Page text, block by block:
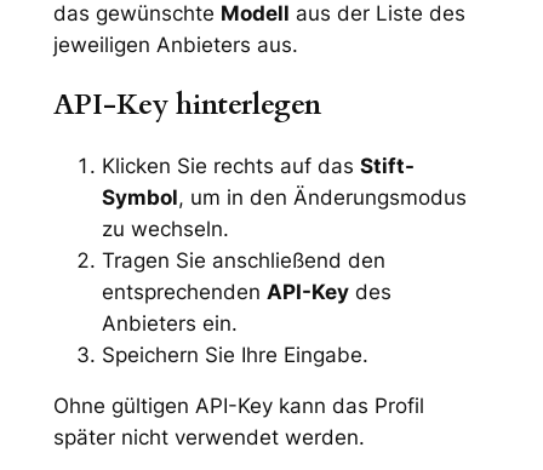
das gewünschte Modell aus der Liste des
jeweiligen Anbieters aus.
API-Key hinterlegen
Klicken Sie rechts auf das Stift-
Symbol, um in den Änderungsmodus
zu wechseln.
Tragen Sie anschließend den
entsprechenden API-Keydes
Anbieters ein.
Speichern Sie Ihre Eingabe.
Ohne gültigen API-Key kann das Profil
später nicht verwendet werden.